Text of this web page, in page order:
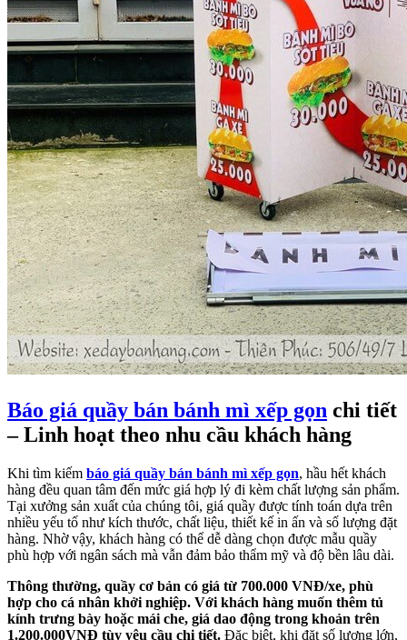
Báo giá quầy bán bánh mì xếp gọn chi tiết
– Linh hoạt theo nhu cầu khách hàng
Khi tìm kiếm báo giá quầy bán bánh mì xếp gọn, hầu hết khách
hàng đều quan tâm đến mức giá hợp lý đi kèm chất lượng sản phẩm.
Tại xưởng sản xuất của chúng tôi, giá quầy được tính toán dựa trên
nhiều yếu tố như kích thước, chất liệu, thiết kế in ấn và số lượng đặt
hàng. Nhờ vậy, khách hàng có thể dễ dàng chọn được mẫu quầy
phù hợp với ngân sách mà vẫn đảm bảo thẩm mỹ và độ bền lâu dài.
Thông thường, quầy cơ bản có giá từ 700.000 VNĐ/xe, phù
hợp cho cá nhân khởi nghiệp. Với khách hàng muốn thêm tủ
kính trưng bày hoặc mái che, giá dao động trong khoản trên
1.200.000VNĐ tùy yêu cầu chi tiết. Đặc biệt, khi đặt số lượng lớn,